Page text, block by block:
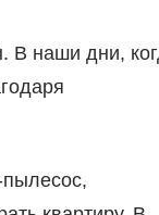
В наши дни,